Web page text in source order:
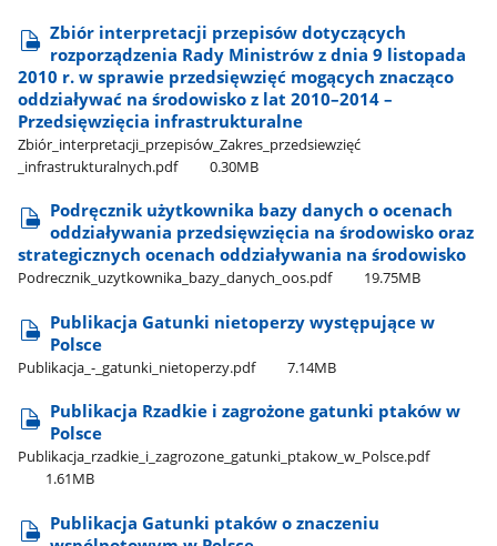
Zbiór interpretacji przepisów dotyczących
rozporządzenia Rady Ministrów z dnia 9 listopada
2010 r. w sprawie przedsięwzięć mogących znacząco
oddziaływać na środowisko z lat 2010–2014 –
Przedsięwzięcia infrastrukturalne
Zbiór​_interpretacji​_przepisów​_Zakres​_przedsiewzięć​
_infrastrukturalnych.pdf
0.30MB
Podręcznik użytkownika bazy danych o ocenach
oddziaływania przedsięwzięcia na środowisko oraz
strategicznych ocenach oddziaływania na środowisko
Podrecznik​_uzytkownika​_bazy​_danych​_oos.pdf 19.75MB
Publikacja Gatunki nietoperzy występujące w
Polsce
Publikacja​_-​_gatunki​_nietoperzy.pdf 7.14MB
Publikacja Rzadkie i zagrożone gatunki ptaków w
Polsce
Publikacja​_rzadkie​_i​_zagrozone​_gatunki​_ptakow​_w​_Polsce.pdf
1.61MB
Publikacja Gatunki ptaków o znaczeniu